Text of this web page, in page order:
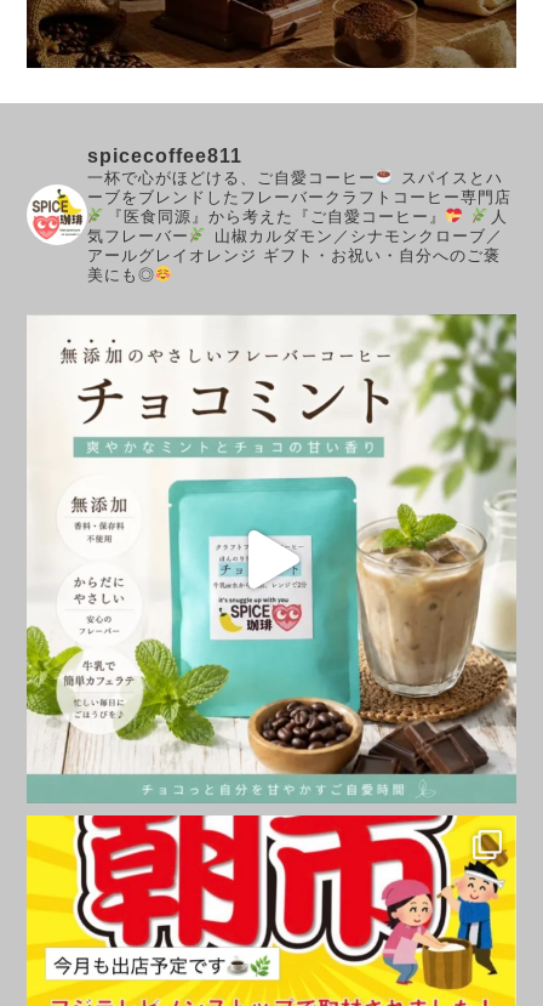
spicecoffee811
一杯で心がほどける、ご自愛コーヒー
スパイスとハ
ーブをブレンドしたフレーバークラフトコーヒー専門店
『医食同源』から考えた『ご自愛コーヒー』
人
気フレーバー
山椒カルダモン／シナモンクローブ／
アールグレイオレンジ ギフト・お祝い・自分へのご褒
美にも◎